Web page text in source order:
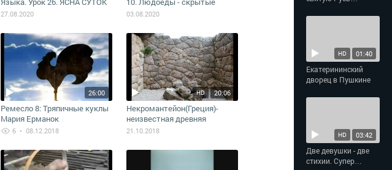
часть 4. Виталий Сундаков
27.08.2020
рычаги истории
03.08.2020
26:00
Ремесло 8: Тряпичные куклы
Мария Ерманок
6 • 08.12.2018
20:06
HD
Некромантейон(Греция)-
неизвестная древняя
полигональная кладка.
21.10.2018
01:40
HD
Екатерининский
дворец в Пушкине
03:42
HD
Две девушки - две
стихии. Супер